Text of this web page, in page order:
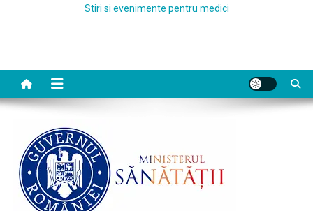
Stiri si evenimente pentru medici